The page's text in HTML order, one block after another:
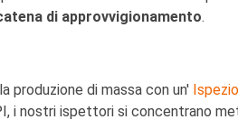
di approvvigionamento.
produzione di massa con un'
i nostri ispettori si concentrano